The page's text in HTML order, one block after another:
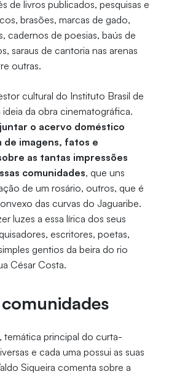
de livros publicados, pesquisas e
brasões, marcas de gado,
cadernos de poesias, baús de
saraus de cantoria nas arenas
outras.
cultural do Instituto Brasil de
da obra cinematográfica.
o acervo doméstico
de imagens, fatos e
as tantas impressões
comunidades, que uns
de um rosário, outros, que é
das curvas do Jaguaribe.
luzes a essa lírica dos seus
escritores, poetas,
gentios da beira do rio
César Costa.
temática principal do curta-
e cada uma possui as suas
Siqueira comenta sobre a